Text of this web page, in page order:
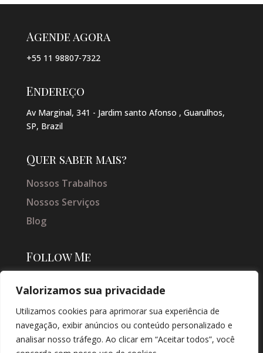
Valorizamos sua privacidade
Utilizamos cookies para aprimorar sua experiência de
navegação, exibir anúncios ou conteúdo personalizado e
analisar nosso tráfego. Ao clicar em “Aceitar todos”, você
Agende agora
+55 11 98807-7322
Endereço
Av Marginal, 341 - Jardim santo Afonso , Guarulhos,
SP, Brazil
Quer saber mais?
Nossos Trabalhos
Nossos Serviços
Blog
Follow Me